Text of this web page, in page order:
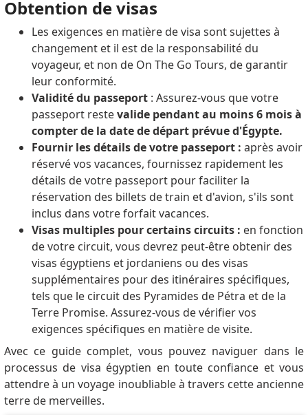
Obtention de visas
Les exigences en matière de visa sont sujettes à
changement et il est de la responsabilité du
voyageur, et non de On The Go Tours, de garantir
leur conformité.
Validité du passeport: Assurez-vous que votre
passeport restevalide pendant au moins 6 mois à
compter de la date de départ prévue d'Égypte.
Fournir les détails de votre passeport : après avoir
réservé vos vacances, fournissez rapidement les
détails de votre passeport pour faciliter la
réservation des billets de train et d'avion, s'ils sont
inclus dans votre forfait vacances.
Visas multiples pour certains circuits : en fonction
de votre circuit, vous devrez peut-être obtenir des
visas égyptiens et jordaniens ou des visas
supplémentaires pour des itinéraires spécifiques,
tels que le circuit des Pyramides de Pétra et de la
Terre Promise. Assurez-vous de vérifier vos
exigences spécifiques en matière de visite.
Avec ce guide complet, vous pouvez naviguer dans le
processus de visa égyptien en toute confiance et vous
attendre à un voyage inoubliable à travers cette ancienne
terre de merveilles.